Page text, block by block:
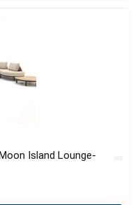
Island Lounge-